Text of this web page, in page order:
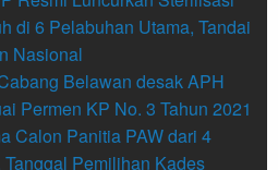
di 6 Pelabuhan Utama, Tandai
Nasional
Belawan desak APH
Permen KP No. 3 Tahun 2021
Calon Panitia PAW dari 4
Pemilihan Kades